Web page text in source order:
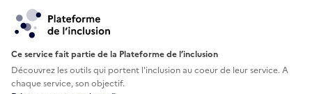
Ce service fait partie de la Plateforme de l’inclusion
Découvrez les outils qui portent l'inclusion aucoeur de leur service. A
chaque service, son objectif.